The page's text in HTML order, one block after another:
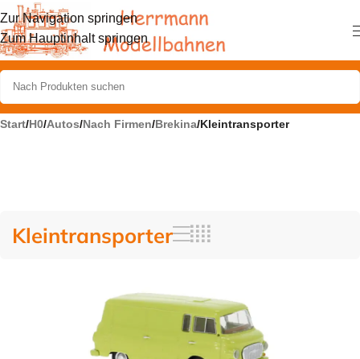
Zur Navigation springen
Zum Hauptinhalt springen
Start/H0/Autos/Nach Firmen/Brekina/Kleintransporter
Kleintransporter